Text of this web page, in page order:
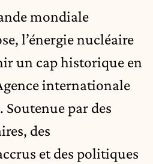
mondiale
l’énergie nucléaire
un cap historique en
internationale
Soutenue par des
des
et des politiques